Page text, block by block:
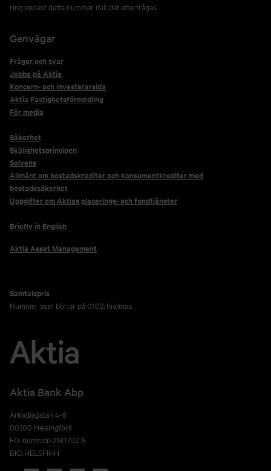
ring endast detta nummer ifall det efterfrågas.
Genvägar
Frågor och svar
Jobba på Aktia
Koncern- och investerarsida
Aktia Fastighetsförmedling
För media
Säkerhet
Skälighetsprincipen
Solvens
Allmänt om bostadskrediter och konsumentkrediter med
bostadssäkerhet
Uppgifter om Aktias placerings- och fondtjänster
Briefly in English
Aktia Asset Management
Samtalspris
Nummer som börjar på 0102: lna/msa.
Aktia Bank Abp
Arkadiagatan 4-6
00100 Helsingfors
FO-nummer: 2181702-8
BIC: HELSFIHH